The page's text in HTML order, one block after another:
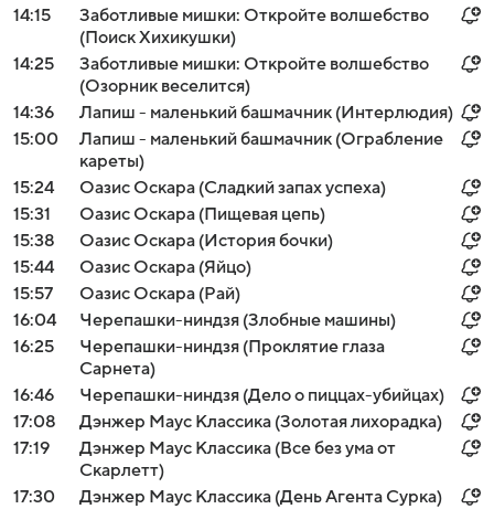
14:15
Заботливые мишки: Откройте волшебство
(Поиск Хихикушки)
14:25
Заботливые мишки: Откройте волшебство
(Озорник веселится)
14:36
Лапиш - маленький башмачник (Интерлюдия)
15:00
Лапиш - маленький башмачник (Ограбление
кареты)
15:24
Оазис Оскара (Сладкий запах успеха)
15:31
Оазис Оскара (Пищевая цепь)
15:38
Оазис Оскара (История бочки)
15:44
Оазис Оскара (Яйцо)
15:57
Оазис Оскара (Рай)
16:04
Черепашки-ниндзя (Злобные машины)
16:25
Черепашки-ниндзя (Проклятие глаза
Сарнета)
16:46
Черепашки-ниндзя (Дело о пиццах-убийцах)
17:08
Дэнжер Маус Классика (Золотая лихорадка)
17:19
Дэнжер Маус Классика (Все без ума от
Скарлетт)
17:30
Дэнжер Маус Классика (День Агента Сурка)